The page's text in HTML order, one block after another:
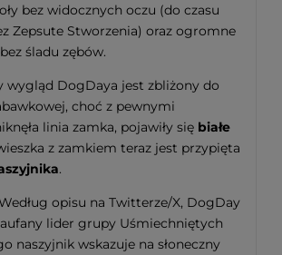
bez widocznych oczu (do czasu
Zepsute Stworzenia) oraz ogromne
śladu zębów.
wygląd DogDaya jest zbliżony do
choć z pewnymi
linia zamka, pojawiły się białe
z zamkiem teraz jest przypięta
.
opisu na Twitterze/X, DogDay
lider grupy Uśmiechniętych
naszyjnik wskazuje na słoneczny